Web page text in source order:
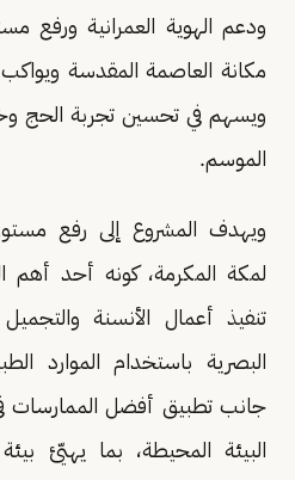
ودعم الهوية العمرانية ورفع
مكانة العاصمة المقدسة
ويسهم في تحسين تجربة الحج
الموسم.
ويهدف المشروع إلى رفع
لمكة المكرمة، كونه أحد أهم
تنفيذ أعمال الأنسنة والتجميل
البصرية باستخدام الموارد
جانب تطبيق أفضل الممارسات
البيئة المحيطة، بما يهيّئ